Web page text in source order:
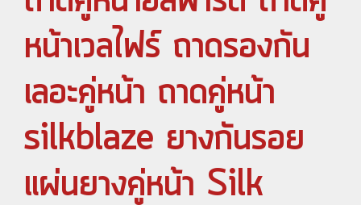
หน้าเวลไฟร์ ถาดรองกัน
เลอะคู่หน้า ถาดคู่หน้า
silkblaze ยางกันรอย
แผ่นยางคู่หน้า Silk